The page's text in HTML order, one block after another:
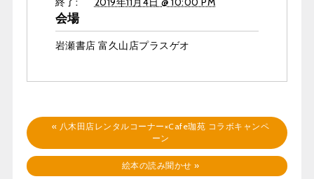
会場
岩瀬書店 富久山店プラスゲオ
« 八木田店レンタルコーナー×Cafe珈苑 コラボキャンペ
ーン
絵本の読み聞かせ »